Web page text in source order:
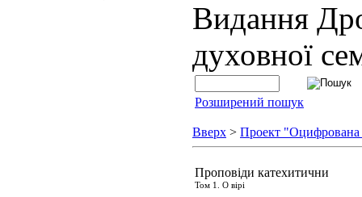
Видання
духовної
Розширений пошук
Вверх > Проект
Проповіди катехитични
Том 1. О вірі